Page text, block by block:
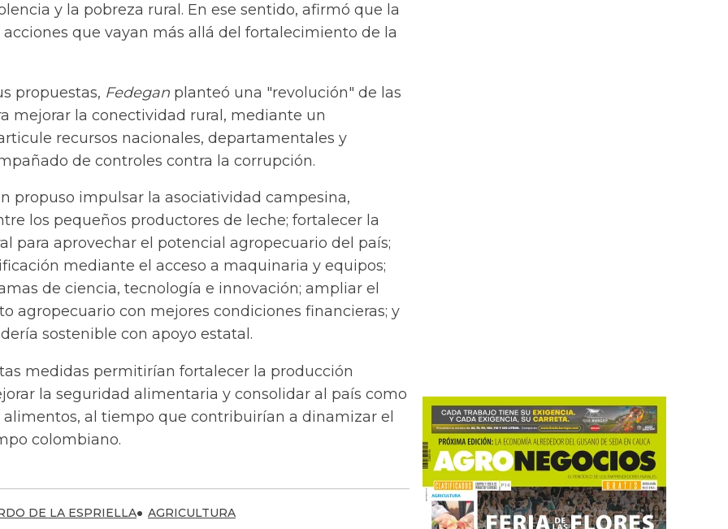
y la pobreza rural. En ese sentido, afirmó que la
que vayan más allá del fortalecimiento de la
propuestas, Fedegan planteó una "revolución" de las
mejorar la conectividad rural, mediante un
recursos nacionales, departamentales y
de controles contra la corrupción.
propuso impulsar la asociatividad campesina,
los pequeños productores de leche; fortalecer la
para aprovechar el potencial agropecuario del país;
mediante el acceso a maquinaria y equipos;
de ciencia, tecnología e innovación; ampliar el
agropecuario con mejores condiciones financieras; y
sostenible con apoyo estatal.
medidas permitirían fortalecer la producción
la seguridad alimentaria y consolidar al país como
al tiempo que contribuirían a dinamizar el
colombiano.
DE LA ESPRIELLA AGRICULTURA